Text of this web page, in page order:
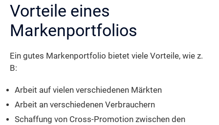
Vorteile eines
Markenportfolios
Ein gutes Markenportfolio bietet viele Vorteile, wie z.
B:
Arbeit auf vielen verschiedenen Märkten
Arbeit an verschiedenen Verbrauchern
Schaffung von Cross-Promotion zwischen den